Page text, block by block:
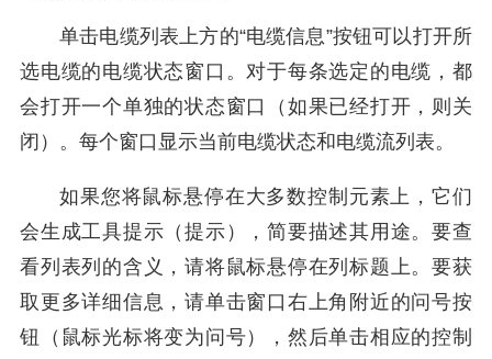
单击电缆列表上方的“电缆信息”按钮可以打开所
选电缆的电缆状态窗口。对于每条选定的电缆，都
会打开一个单独的状态窗口（如果已经打开，则关
闭）。每个窗口显示当前电缆状态和电缆流列表。
如果您将鼠标悬停在大多数控制元素上，它们
会生成工具提示（提示），简要描述其用途。要查
看列表列的含义，请将鼠标悬停在列标题上。要获
取更多详细信息，请单击窗口右上角附近的问号按
钮（鼠标光标将变为问号），然后单击相应的控制